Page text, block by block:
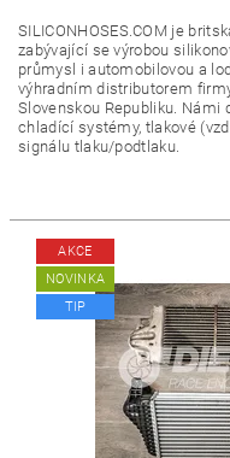
SILICONHOSES.COM je
zabývající se výrobou
průmysl i automobilovou a
výhradním distributorem
Slovenskou Republiku. Námi
chladící systémy, tlakové
signálu tlaku/podtlaku.
AKCE
NOVINKA
TIP